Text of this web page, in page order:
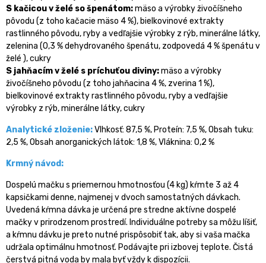
S kačicou v želé so špenátom:mäso a výrobky živočíšneho
pôvodu (z toho kačacie mäso 4 %), bielkovinové extrakty
rastlinného pôvodu, ryby a vedľajšie výrobky z rýb, minerálne látky,
zelenina (0,3 % dehydrovaného špenátu, zodpovedá 4 % špenátu v
želé ), cukry
S jahňacím v želé s príchuťou diviny:mäso a výrobky
živočíšneho pôvodu (z toho jahňacina 4 %, zverina 1 %),
bielkovinové extrakty rastlinného pôvodu, ryby a vedľajšie
výrobky z rýb, minerálne látky, cukry
Analytické zloženie:Vlhkosť: 87,5 %, Proteín: 7,5 %, Obsah tuku:
2,5 %, Obsah anorganických látok: 1,8 %, Vláknina: 0,2 %
Krmný návod:
Dospelú mačku s priemernou hmotnosťou (4 kg) kŕmte 3 až 4
kapsičkami denne, najmenej v dvoch samostatných dávkach.
Uvedená kŕmna dávka je určená pre stredne aktívne dospelé
mačky v prirodzenom prostredí. Individuálne potreby sa môžu líšiť,
a kŕmnu dávku je preto nutné prispôsobiť tak, aby si vaša mačka
udržala optimálnu hmotnosť. Podávajte pri izbovej teplote. Čistá
čerstvá pitná voda by mala byť vždy k dispozícii.